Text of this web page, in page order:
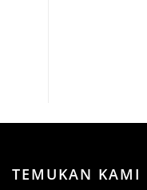
TEMUKAN KAMI